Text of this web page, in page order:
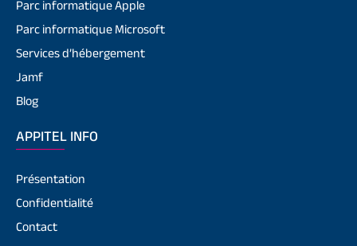
Parc informatique Apple
Parc informatique Microsoft
Services d’hébergement
Jamf
Blog
APPITEL INFO
Présentation
Confidentialité
Contact